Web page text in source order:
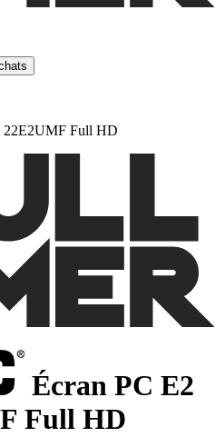
22E2UMF Full HD
Écran PC E2
Full HD